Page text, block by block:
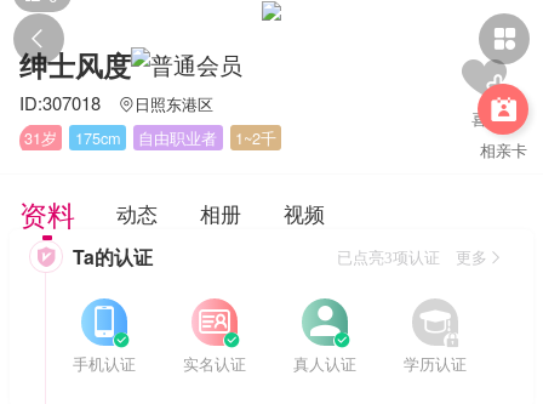
 

相亲卡
绅士风度
ID:307018  日照东港区
31岁
175cm 自由职业者 1~2千
资料 动态 相册 视频
 Ta的认证 已点亮3项认证 更多


手机认证


实名认证


真人认证


学历认证